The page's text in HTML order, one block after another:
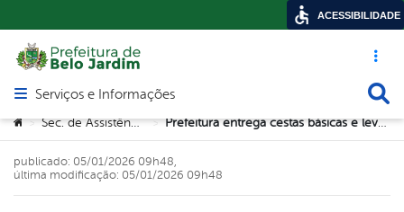
Acesso
Abrir menu principal de navegação
Serviços e Informações
Você está aqui:
> Sec. de Assistência Social > Prefeitura entrega cestas básicas e leva apoio e solidariedade às famílias belo-jardinenses neste fim de ano
publicado: 05/01/2026 09h48,
última modificação: 05/01/2026 09h48
ACESSIBILIDADE